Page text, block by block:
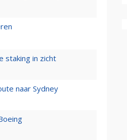
staking in zicht
naar Sydney